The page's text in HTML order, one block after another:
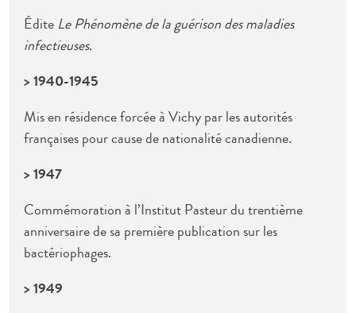
Édite Le Phénomène de la guérison des maladies
infectieuses.
> 1940-1945
Mis en résidence forcée à Vichy par les autorités
françaises pour cause de nationalité canadienne.
> 1947
Commémoration à l’Institut Pasteur du trentième
anniversaire de sa première publication sur les
bactériophages.
> 1949